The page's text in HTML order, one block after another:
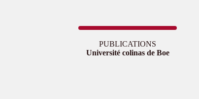
PUBLICATIONS
Université colinas de Boe